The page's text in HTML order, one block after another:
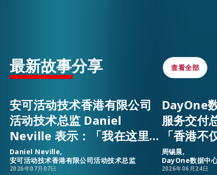
最新故事分享 查看全部
查看全部
安可活动技术香港有限公司
活动技术总监 Daniel
Neville 表示：「我在这里，
因为香港是全球人才、资源
与事业发展机遇的汇聚之
Daniel Neville,
安可活动技术香港有限公司活动技术总监
2026年07月07日
DayOne
服务交付
「香港
升，还为
安乐窝。
周锡晨,
DayOne数据中
2026年06月24日